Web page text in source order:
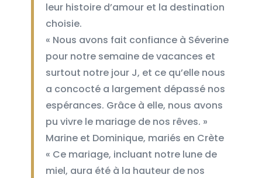
leur histoire d’amour et la destination
choisie.
« Nous avons fait confiance à Séverine
pour notre semaine de vacances et
surtout notre jour J, et ce qu’elle nous
a concocté a largement dépassé nos
espérances. Grâce à elle, nous avons
pu vivre le mariage de nos rêves. »
Marine et Dominique, mariés en Crète
« Ce mariage, incluant notre lune de
miel, aura été à la hauteur de nos